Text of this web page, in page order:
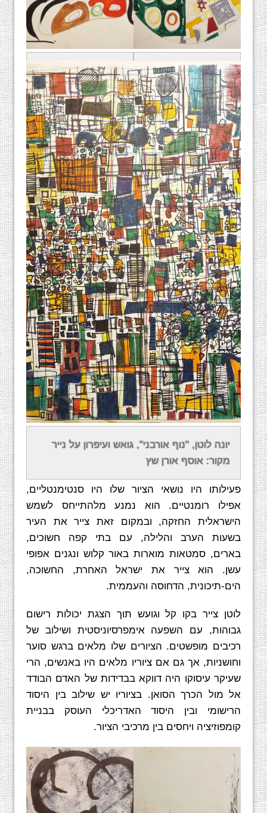
יונה לוטן, "ללא
כותרת", טוש ועיפרון
על נייר
מקור: אוסף אורן שץ
יונה לוטן, "ללא
כותרת", גואש
ועיפרון על נייר
מקור: אוסף אורן שץ
יונה לוטן, "נוף אורבני", גואש ועיפרון על נייר
מקור: אוסף אורן שץ
אודות יצירתו של יונה לוטן
פעילותו היו נושאי הציור שלו היו סנטימנטליים,
אפילו רומנטיים. הוא נמנע מלהתייחס לשמש
הישראלית החזקה, ובמקום זאת צייר את העיר
בשעות הערב והלילה, עם בתי קפה חשוכים,
בארים, סמטאות מוארות באור קלוש ונגנים אפופי
עשן. הוא צייר את ישראל האחרת, החשוכה,
הים-תיכונית, הדחוסה והעממית.
לוטן צייר בקו קל וגועש תוך הצגת יכולות רישום
גבוהות, עם השפעה אימפרסיוניסטית ושילוב של
רכיבים מופשטים. הציורים שלו מלאים ברגש סוער
וחושניות, אך גם אם ציוריו מלאים היו באנשים, הרי
שעיקר עיסוקו היה דווקא בבדידות של האדם הבודד
אל מול הכרך הסואן. בציוריו יש שילוב בין היסוד
הרישומי ובין היסוד האדריכלי העוסק בבניית
קומפוזיציה ויחסים בין מרכיבי הציור.